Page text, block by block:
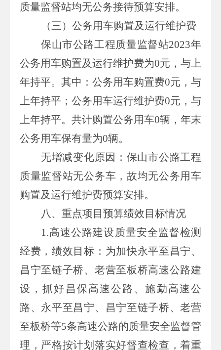
质量监督站均无公务接待预算安排。
（三）公务用车购置及运行维护费
保山市公路工程质量监督站2023年
公务用车购置及运行维护费为0元，与上
年持平。其中：公务用车购置费0元，与
上年持平；公务用车运行维护费0元，与
上年持平。共计购置公务用车0辆，年末
公务用车保有量为0辆。
无增减变化原因：保山市公路工程
质量监督站无公务车，故均无公务用车
购置及运行维护费预算安排。
八、重点项目预算绩效目标情况
1.高速公路建设质量安全监督检测
经费，绩效目标：为加快永平至昌宁、
昌宁至链子桥、老营至板桥高速公路建
设，抓好昌保高速公路、施勐高速公
路、永平至昌宁、昌宁至链子桥、老营
至板桥等5条高速公路的质量安全监督管
理，严格按计划落实好督查检查，着重